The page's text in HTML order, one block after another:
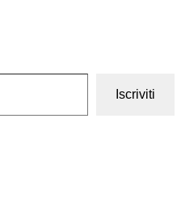
Iscriviti